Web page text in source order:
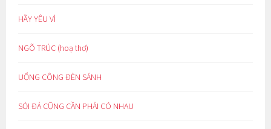
HÃY YÊU VÌ
NGÕ TRÚC (hoạ thơ)
UỔNG CÔNG ĐÈN SÁNH
SỎI ĐÁ CŨNG CẦN PHẢI CÓ NHAU